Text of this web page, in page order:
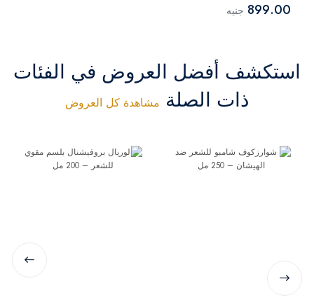
899.00 جنيه
استكشف أفضل العروض في الفئات
ذات الصلة مشاهدة كل العروض